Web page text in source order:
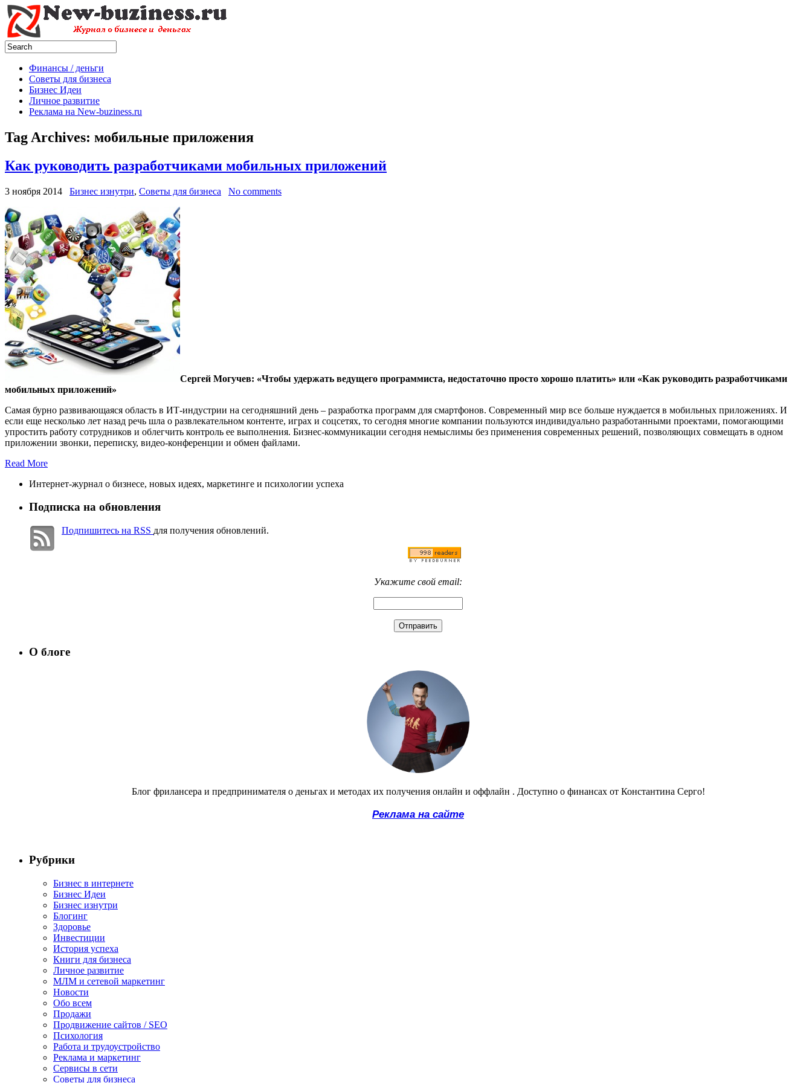
Финансы / деньги
Советы для бизнеса
Бизнес Идеи
Личное развитие
Реклама на New-buziness.ru
Tag Archives: мобильные приложения
Как руководить разработчиками мобильных приложений
3 ноября 2014 Бизнес изнутри, Советы для бизнеса No comments
Сергей Могучев: «Чтобы удержать ведущего программиста, недостаточно просто хорошо платить» или «Как руководить разработчиками
мобильных приложений»
Самая бурно развивающаяся область в ИТ-индустрии на сегодняшний день – разработка программ для смартфонов. Современный мир все больше нуждается в мобильных приложениях. И
если еще несколько лет назад речь шла о развлекательном контенте, играх и соцсетях, то сегодня многие компании пользуются индивидуально разработанными проектами, помогающими
упростить работу сотрудников и облегчить контроль ее выполнения. Бизнес-коммуникации сегодня немыслимы без применения современных решений, позволяющих совмещать в одном
приложении звонки, переписку, видео-конференции и обмен файлами.
Read More
Интернет-журнал о бизнесе, новых идеях, маркетинге и психологии успеха
Подписка на обновления
Подпишитесь на RSS для получения обновлений.
Укажите свой email:
О блоге
Блог фрилансера и предпринимателя о деньгах и методах их получения онлайн и оффлайн . Доступно о финансах от Константина Серго!
Реклама на сайте
Рубрики
Бизнес в интернете
Бизнес Идеи
Бизнес изнутри
Блогинг
Здоровье
Инвестиции
История успеха
Книги для бизнеса
Личное развитие
МЛМ и сетевой маркетинг
Новости
Обо всем
Продажи
Продвижение сайтов / SEO
Психология
Работа и трудоустройство
Реклама и маркетинг
Сервисы в сети
Советы для бизнеса